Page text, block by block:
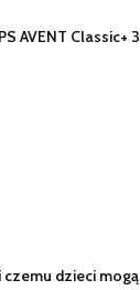
AVENT Classic+
czemu dzieci